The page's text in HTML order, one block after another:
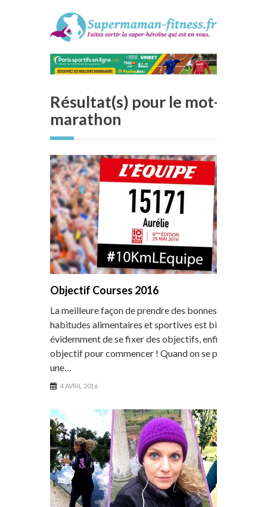
Résultat(s) pour le mot-clé :
marathon
Objectif Courses 2016
La meilleure façon de prendre des bonnes
habitudes alimentaires et sportives est bien
évidemment de se fixer des objectifs, enfin un
objectif pour commencer ! Quand on se prépare à
une…
4 AVRIL 2016